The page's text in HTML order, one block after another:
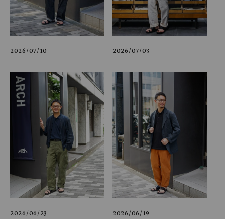
2026/07/10 2026/07/03
2026/06/23 2026/06/19